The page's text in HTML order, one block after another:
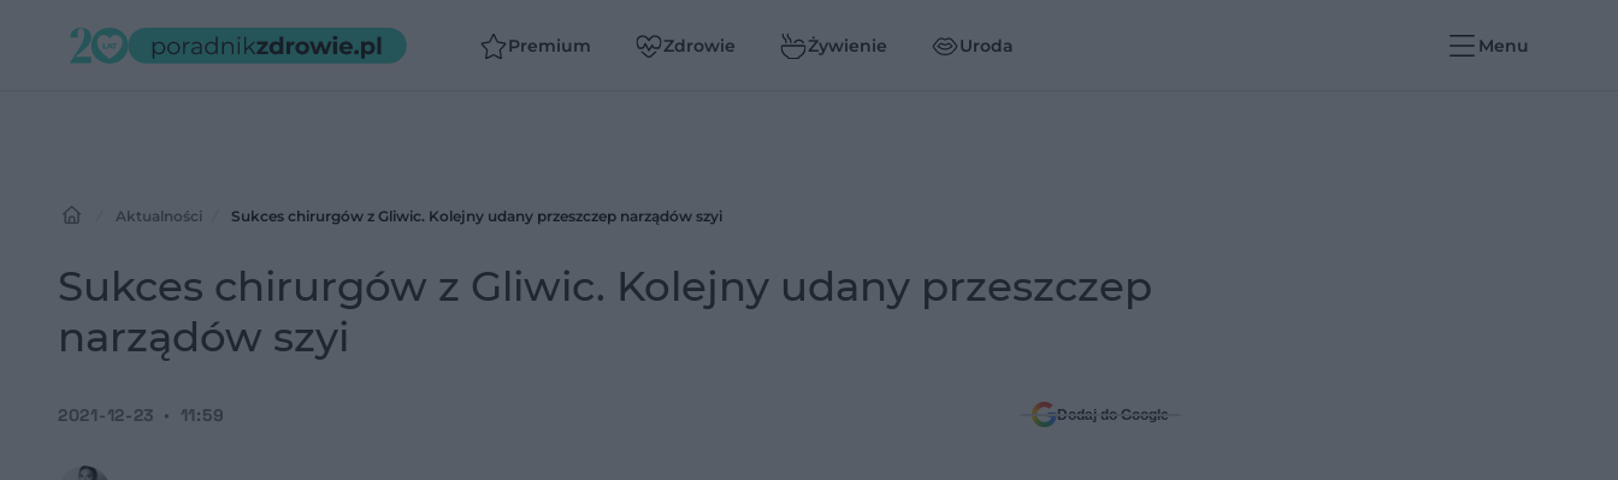
Premium Zdrowie Żywienie Uroda Menu
Aktualności Sukces chirurgów z Gliwic. Kolejny udany przeszczep narządów szyi
Sukces chirurgów z Gliwic. Kolejny udany przeszczep
narządów szyi
2021-12-23 11:59 Dodaj do Google